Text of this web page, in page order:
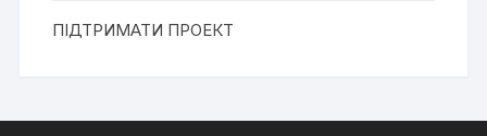
ПІДТРИМАТИ ПРОЕКТ